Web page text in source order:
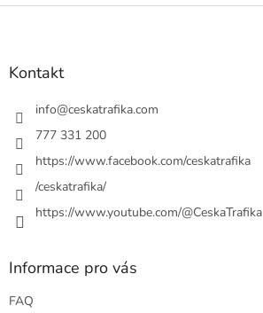
Z
Kontakt
info@ceskatrafika.com
777 331 200
https://www.facebook.com/ceskatrafika
/ceskatrafika/
https://www.youtube.com/@CeskaTrafika
Informace pro vás
FAQ